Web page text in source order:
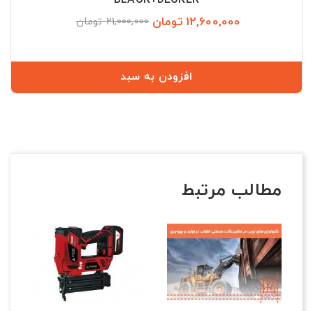
12,600,000 تومان 21,000,000 تومان
افزودن به سبد
مطالب مرتبط